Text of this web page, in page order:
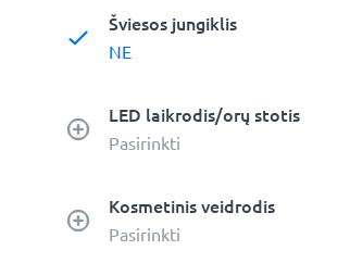
Šviesos jungiklis
NE
LED laikrodis/orų stotis
Pasirinkti
Kosmetinis veidrodis
Pasirinkti